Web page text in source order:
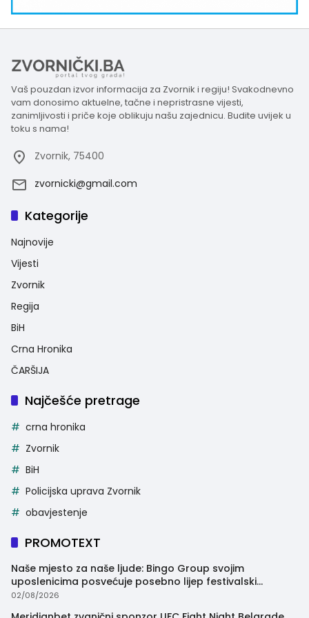
Vaš pouzdan izvor informacija za Zvornik i regiju! Svakodnevno
vam donosimo aktuelne, tačne i nepristrasne vijesti,
zanimljivosti i priče koje oblikuju našu zajednicu. Budite uvijek u
toku s nama!
Zvornik, 75400
zvornicki@gmail.com
Kategorije
Najnovije
Vijesti
Zvornik
Regija
BiH
Crna Hronika
ČARŠIJA
Najčešće pretrage
crna hronika
Zvornik
BiH
Policijska uprava Zvornik
obavjestenje
PROMOTEXT
Naše mjesto za naše ljude: Bingo Group svojim
uposlenicima posvećuje posebno lijep festivalski
trenutak
02/08/2026